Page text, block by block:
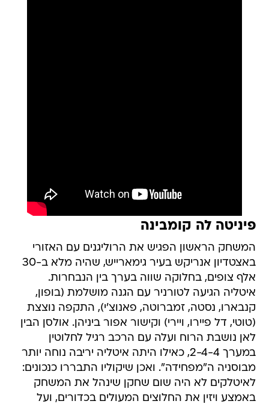
פיניטה לה קומבינה
המשחק הראשון הפגיש את הרוליגנים עם האזורי
באצטדיון אנריקש בעיר גימארייש, שהיה מלא ב-30
אלף צופים, בחלוקה שווה בערך בין הנבחרות.
איטליה הגיעה לטורניר עם הגנה מושלמת (בופון,
קנבארו, נסטה, זמברוטה, פאנוצ'י), התקפה נוצצת
(טוטי, דל פיירו, ויירי) וקישור אפור ביניהן. אולסן הבין
לאן נושבת הרוח ועלה עם הרכב רגיל לחלוטין
במערך 2-4-4, כאילו היתה איטליה יריבה נוחה יותר
מבוסניה ה"מפחידה". ואכן שיקוליו התבררו כנכונים:
לאיטלקים לא היה שום שחקן שינהל את המשחק
באמצע ויזין את החלוצים המעולים בכדורים, ועל